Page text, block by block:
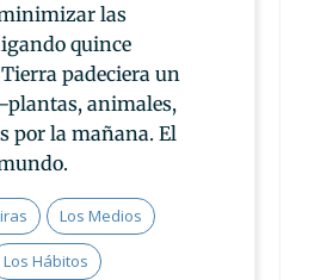
las
quince
padeciera un
animales,
por la mañana. El
Los Medios
Los Hábitos